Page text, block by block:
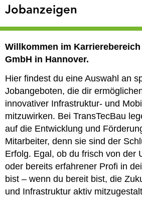
Jobanzeigen
Willkommen im Karrierebereich
GmbH in Hannover.
Hier findest du eine Auswahl an
Jobangeboten, die dir
innovativer Infrastruktur- und
mitzuwirken. Bei TransTecBau
auf die Entwicklung und
Mitarbeiter, denn sie sind der
Erfolg. Egal, ob du frisch von der
oder bereits erfahrener Profi in
bist – wenn du bereit bist, die
und Infrastruktur aktiv